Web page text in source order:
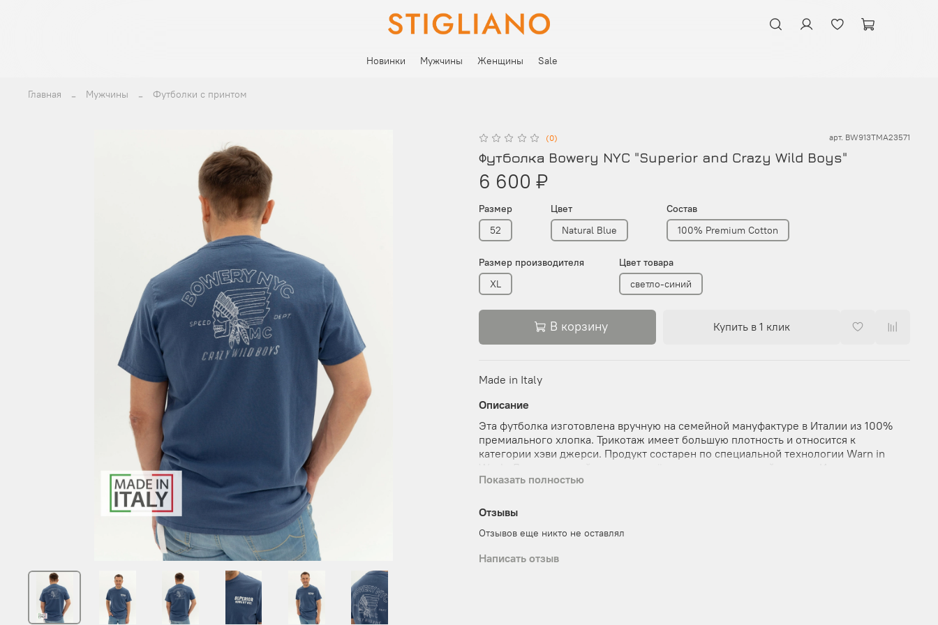
Новинки Мужчины Женщины Sale
Главная Мужчины Футболки с принтом
(0) арт. BW913TMA23571
Футболка Bowery NYC "Superior and Crazy Wild Boys"
6 600 ₽
Размер
52
Цвет
Natural Blue
Состав
100% Premium Cotton
Размер производителя
XL
Цвет товара
светло-синий
В корзину Купить в 1 клик
Made in Italy
Описание
Эта футболка изготовлена вручную на семейной мануфактуре в Италии из 100%
премиального хлопка. Трикотаж имеет большую плотность и относится к
категории хэви джерси. Продукт состарен по специальной технологии Warn in
Wash. Двухсторонний принт нанесён красками на водной основе. Изделие пошито
по мужским лекалам, имеет мужской размерный ряд, но подходит для обоих
Показать полностью
Отзывы
Отзывов еще никто не оставлял
Написать отзыв